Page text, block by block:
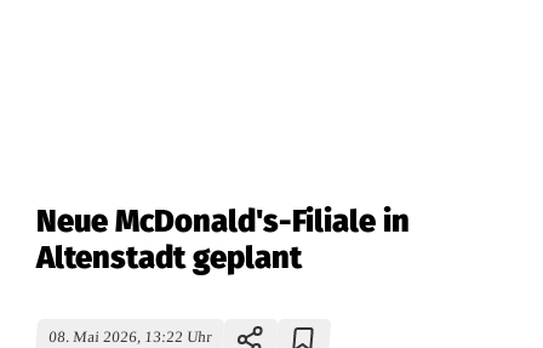
Neue McDonald's-Filiale in
Altenstadt geplant
08. Mai 2026, 13:22 Uhr